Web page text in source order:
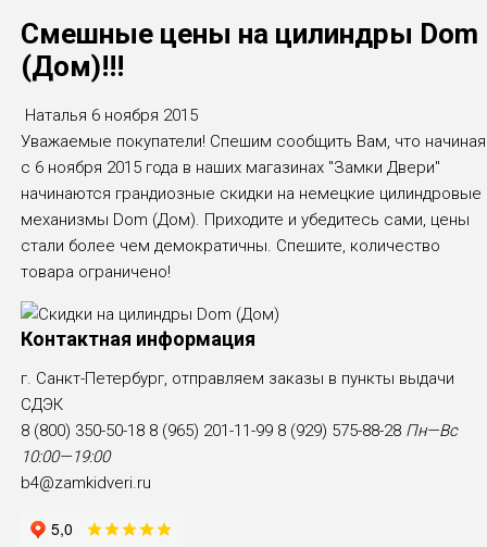
Смешные цены на цилиндры Dom
(Дом)!!!
Наталья 6 ноября 2015
Уважаемые покупатели! Спешим сообщить Вам, что начиная
с 6 ноября 2015 года в наших магазинах "Замки Двери"
начинаются грандиозные скидки на немецкие цилиндровые
механизмы Dom (Дом). Приходите и убедитесь сами, цены
стали более чем демократичны. Спешите, количество
товара ограничено!
Контактная информация
г. Санкт-Петербург, отправляем заказы в пункты выдачи
СДЭК
8 (800) 350-50-18 8 (965) 201-11-99 8 (929) 575-88-28 Пн—Вс
10:00—19:00
b4@zamkidveri.ru